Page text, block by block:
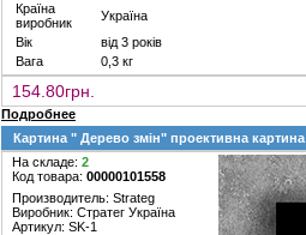
Країна
виробник
Україна
Вік
від 3 років
Вага
0,3 кг
154.80грн.
Подробнее
Картина " Дерево змін" проективна
На складе: 2
Код товара: 00000101558
Производитель: Strateg
Виробник: Стратег Україна
Артикул: SK-1